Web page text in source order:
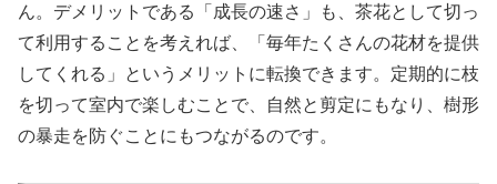
ん。デメリットである「成長の速さ」も、茶花として切っ
て利用することを考えれば、「毎年たくさんの花材を提供
してくれる」というメリットに転換できます。定期的に枝
を切って室内で楽しむことで、自然と剪定にもなり、樹形
の暴走を防ぐことにもつながるのです。